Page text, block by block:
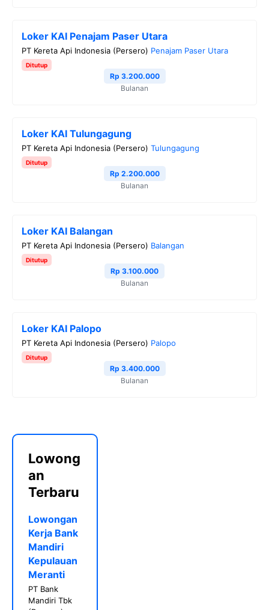
Loker KAI Penajam Paser Utara
PT Kereta Api Indonesia (Persero) Penajam Paser Utara
Ditutup
Rp 3.200.000
Bulanan
Loker KAI Tulungagung
PT Kereta Api Indonesia (Persero) Tulungagung
Ditutup
Rp 2.200.000
Bulanan
Loker KAI Balangan
PT Kereta Api Indonesia (Persero) Balangan
Ditutup
Rp 3.100.000
Bulanan
Loker KAI Palopo
PT Kereta Api Indonesia (Persero) Palopo
Ditutup
Rp 3.400.000
Bulanan
Lowong
an
Terbaru
Lowongan
Kerja Bank
Mandiri
Kepulauan
Meranti
PT Bank
Mandiri Tbk